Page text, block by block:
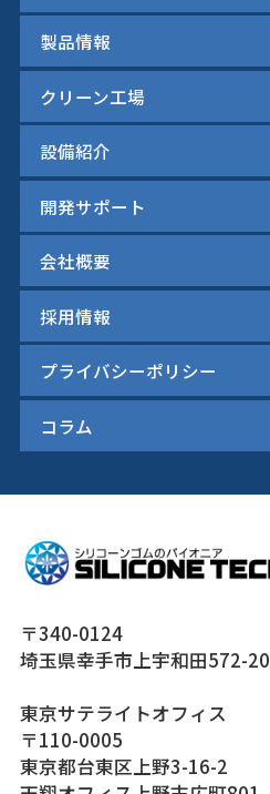
製品情報
クリーン工場
設備紹介
開発サポート
会社概要
採用情報
プライバシーポリシー
コラム
〒340-0124
埼玉県幸手市上宇和田572-20
東京サテライトオフィス
〒110-0005
東京都台東区上野3-16-2